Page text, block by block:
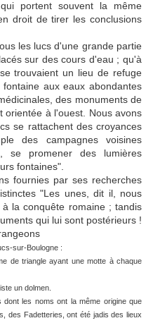
portent souvent la même
droit de tirer les conclusions
les lucs d'une grande partie
sur des cours d'eau ; qu'à
trouvaient un lieu de refuge
aux eaux abondantes
des monuments de
orientée à l'ouest. Nous avons
se rattachent des croyances
des campagnes voisines
se promener des lumières
fontaines".
fournies par ses recherches
"Les unes, dit il, nous
la conquête romaine ; tandis
qui lui sont postérieurs !
sur-Boulogne :
de triangle ayant une motte à chaque
un dolmen.
les noms ont la même origine que
des Fadetteries, ont été jadis des lieux